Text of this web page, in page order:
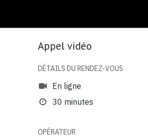
Appel vidéo
DÉTAILS DU RENDEZ-VOUS
En ligne
30 minutes
OPÉRATEUR